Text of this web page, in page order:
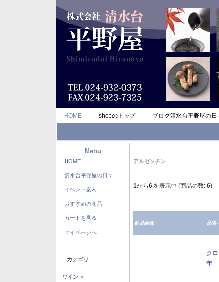
HOME shopのトップ ブログ清水台平野屋の日
Menu
HOME
清水台平野屋の日々
イベント案内
おすすめの商品
カートを見る
マイページへ
カテゴリ
ワイン->
アルゼンチン
1から6 を表示中 (商品の数: 6)
商品画像 品名-
ク
年